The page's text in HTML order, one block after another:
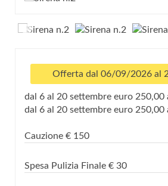
Offerta dal 06/09/2026 al
dal 6 al 20 settembre euro 250,00
dal 6 al 20 settembre euro 250,00
Cauzione € 150
Spesa Pulizia Finale € 30